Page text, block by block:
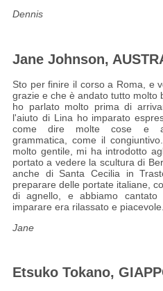
Dennis
Jane Johnson,
Sto per finire il corso a Roma, e
grazie e che è andato tutto molto
ho parlato molto prima di
l'aiuto di Lina ho imparato
come dire molte cose e
grammatica, come il
molto gentile, mi ha introdotto
portato a vedere la scultura di
anche di Santa Cecilia in
preparare delle portate italiane,
di agnello, e abbiamo
imparare era rilassato e piacevole.
Jane
Etsuko Tokano,